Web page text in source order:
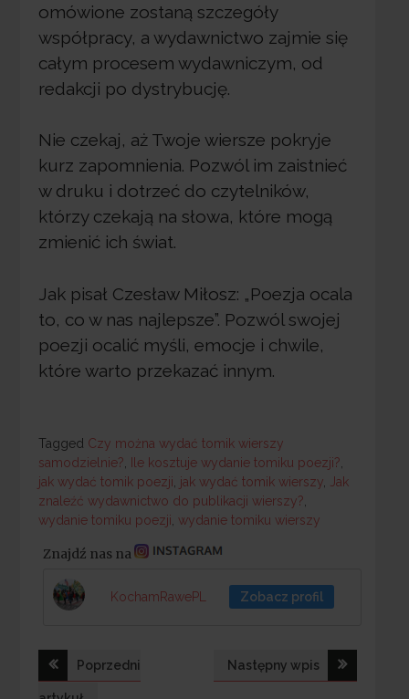
omówione zostaną szczegóły
współpracy, a wydawnictwo zajmie się
całym procesem wydawniczym, od
redakcji po dystrybucję.
Nie czekaj, aż Twoje wiersze pokryje
kurz zapomnienia. Pozwól im zaistnieć
w druku i dotrzeć do czytelników,
którzy czekają na słowa, które mogą
zmienić ich świat.
Jak pisał Czesław Miłosz: „Poezja ocala
to, co w nas najlepsze”. Pozwól swojej
poezji ocalić myśli, emocje i chwile,
które warto przekazać innym.
Tagged
Tagged Czy można wydać tomik wierszy
samodzielnie?, Ile kosztuje wydanie tomiku poezji?,
jak wydać tomik poezji, jak wydać tomik wierszy, Jak
znaleźć wydawnictwo do publikacji wierszy?,
wydanie tomiku poezji, wydanie tomiku wierszy
Znajdź nas na
KochamRawePL Zobacz profil
Nawigacja
Poprzedni Następny wpis